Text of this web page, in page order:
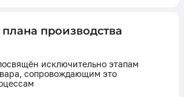
производства
исключительно этапам
сопровождающим это